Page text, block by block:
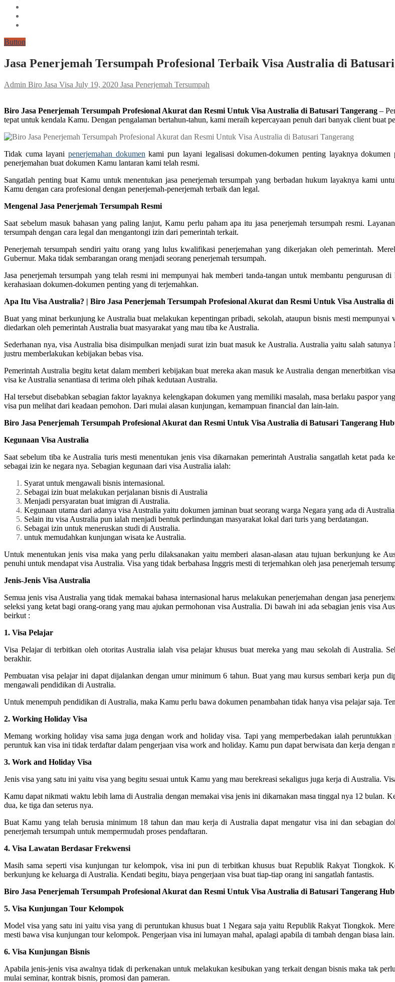
Button
Jasa Penerjemah Tersumpah Profesional Terbaik Visa Australia di
Admin Biro Jasa Visa July 19, 2020 Jasa Penerjemah Tersumpah
Biro Jasa Penerjemah Tersumpah Profesional Akurat dan Resmi Untuk Visa Australia di Batusari Tangerang –
tepat untuk kendala Kamu. Dengan pengalaman bertahun-tahun, kami meraih kepercayaan penuh dari banyak client buat
Tidak cuma layanipenerjemahan dokumen kami pun layani legalisasi dokumen-dokumen penting layaknya
penerjemahan buat dokumen Kamu lantaran kami telah resmi.
Sangatlah penting buat Kamu untuk menentukan jasa penerjemah tersumpah yang berbadan hukum layaknya kami
Kamu dengan cara profesional dengan penerjemah-penerjemah terbaik dan legal.
Mengenal Jasa Penerjemah Tersumpah Resmi
Saat sebelum masuk bahasan yang paling lanjut, Kamu perlu paham apa itu jasa penerjemah tersumpah resmi.
tersumpah dengan cara legal dan mengantongi izin dari pemerintah terkait.
Penerjemah tersumpah sendiri yaitu orang yang lulus kwalifikasi penerjemahan yang dikerjakan oleh pemerintah.
Gubernur. Maka tidak sembarangan orang menjadi seorang penerjemah tersumpah.
Jasa penerjemah tersumpah yang telah resmi ini mempunyai hak memberi tanda-tangan untuk membantu pengurusan
kerahasiaan dokumen-dokumen penting yang di terjemahkan.
Apa Itu Visa Australia? | Biro Jasa Penerjemah Tersumpah Profesional Akurat dan Resmi Untuk Visa Australia
Buat yang minat berkunjung ke Australia buat melakukan kepentingan pribadi, sekolah, ataupun bisnis mesti
diedarkan oleh pemerintah Australia buat masyarakat yang mau tiba ke Australia.
Sederhanan nya, visa Australia bisa disimpulkan menjadi surat izin buat masuk ke Australia. Australia yaitu salah
justru memberlakukan kebijakan bebas visa.
Pemerintah Australia begitu ketat dalam memberi kebijakan buat mereka akan masuk ke Australia dengan menerbitkan
visa ke Australia senantiasa di terima oleh pihak kedutaan Australia.
Hal tersebut disebabkan sebagian faktor layaknya kelengkapan dokumen yang memiliki masalah, masa berlaku paspor
visa pun melihat dari keadaan pemohon. Dari mulai alasan kunjungan, kemampuan financial dan lain-lain.
Biro Jasa Penerjemah Tersumpah Profesional Akurat dan Resmi Untuk Visa Australia di Batusari Tangerang
Kegunaan Visa Australia
Saat sebelum tiba ke Australia turis mesti menentukan jenis visa dikarnakan pemerintah Australia sangatlah ketat pada
sebagai izin ke negara nya. Sebagian kegunaan dari visa Australia ialah:
Syarat untuk mengawali bisnis internasional.
Sebagai izin buat melakukan perjalanan bisnis di Australia
Menjadi persyaratan buat imigran di Australia.
Kegunaan utama dari adanya visa Australia yaitu dokumen jaminan buat seorang warga Negara yang ada di
Selain itu visa Australia pun ialah menjadi bentuk perlindungan masyarakat lokal dari turis yang berdatangan.
Sebagai izin untuk meneruskan studi di Australia.
untuk memudahkan kunjungan wisata ke Australia.
Untuk menentukan jenis visa maka yang perlu dilaksanakan yaitu memberi alasan-alasan atau tujuan berkunjung ke
penuhi untuk mendapat visa Australia. Visa yang tidak berbahasa Inggris mesti di terjemahkan oleh jasa penerjemah
Jenis-Jenis Visa Australia
Semua jenis visa Australia yang tidak memakai bahasa internasional harus melakukan penerjemahan dengan jasa
seleksi yang ketat bagi orang-orang yang mau ajukan permohonan visa Australia. Di bawah ini ada sebagian jenis visa
beirkut :
1. Visa Pelajar
Visa Pelajar di terbitkan oleh otoritas Australia ialah visa pelajar khusus buat mereka yang mau sekolah di Australia.
berakhir.
Pembuatan visa pelajar ini dapat dijalankan dengan umur minimum 6 tahun. Buat yang mau kursus sembari kerja pun
mengawali pendidikan di Australia.
Untuk menempuh pendidikan di Australia, maka Kamu perlu bawa dokumen penambahan tidak hanya visa pelajar saja.
2. Working Holiday Visa
Memang working holiday visa sama juga dengan work and holiday visa. Tapi yang memperbedakan ialah
peruntuk kan visa ini tidak terdaftar dalam pengerjaan visa work and holiday. Kamu pun dapat berwisata dan kerja dengan
3. Work and Holiday Visa
Jenis visa yang satu ini yaitu visa yang begitu sesuai untuk Kamu yang mau berekreasi sekaligus juga kerja di Australia.
Kamu dapat nikmati waktu lebih lama di Australia dengan memakai visa jenis ini dikarnakan masa tinggal nya 12 bulan.
dua, ke tiga dan seterus nya.
Buat Kamu yang telah berusia minimum 18 tahun dan mau kerja di Australia dapat mengatur visa ini dan sebagian
penerjemah tersumpah untuk mempermudah proses pendaftaran.
4. Visa Lawatan Berdasar Frekwensi
Masih sama seperti visa kunjungan tur kelompok, visa ini pun di terbitkan khusus buat Republik Rakyat Tiongkok.
berkunjung ke keluarga di Australia. Kendati begitu, biaya pengerjaan visa buat tiap-tiap orang ini sangatlah fantastis.
Biro Jasa Penerjemah Tersumpah Profesional Akurat dan Resmi Untuk Visa Australia di Batusari Tangerang
5. Visa Kunjungan Tour Kelompok
Model visa yang satu ini yaitu visa yang di peruntukan khusus buat 1 Negara saja yaitu Republik Rakyat Tiongkok.
mesti bawa visa kunjungan tour kelompok. Pengerjaan visa ini lumayan mahal, apalagi apabila di tambah dengan biasa lain.
6. Visa Kunjungan Bisnis
Apabila jenis-jenis visa awalnya tidak di perkenakan untuk melakukan kesibukan yang terkait dengan bisnis maka tak
mulai seminar, kontrak bisnis, promosi dan pameran.